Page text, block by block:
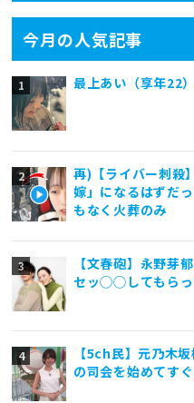
今月の人気記事
最上あい（享年22
再)【ライバー刺殺
嫁」になるはずだ
もなく火葬のみ
【文春砲】永野芽
セッ◯◯してもらっ
【5ch民】元乃木
の司会を始めてす